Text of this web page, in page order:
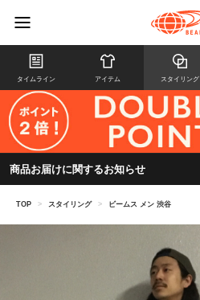
タイムライン アイテム スタイリング
商品お届けに関するお知らせ
TOP > スタイリング > ビームス メン 渋谷